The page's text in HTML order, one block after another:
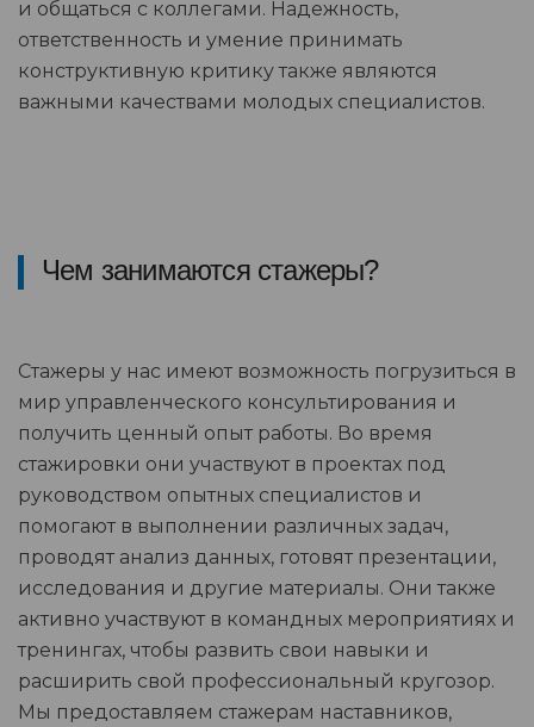
и общаться с коллегами. Надежность,
ответственность и умение принимать
конструктивную критику также являются
важными качествами молодых специалистов.
Чем занимаются стажеры?
Стажеры у нас имеют возможность погрузиться в
мир управленческого консультирования и
получить ценный опыт работы. Во время
стажировки они участвуют в проектах под
руководством опытных специалистов и
помогают в выполнении различных задач,
проводят анализ данных, готовят презентации,
исследования и другие материалы. Они также
активно участвуют в командных мероприятиях и
тренингах, чтобы развить свои навыки и
расширить свой профессиональный кругозор.
Мы предоставляем стажерам наставников,